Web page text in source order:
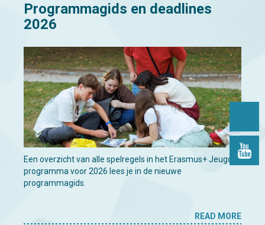
Programmagids en deadlines
2026
Een overzicht van alle spelregels in het Erasmus+ Jeugd-
programma voor 2026 lees je in de nieuwe
programmagids.
READ MORE